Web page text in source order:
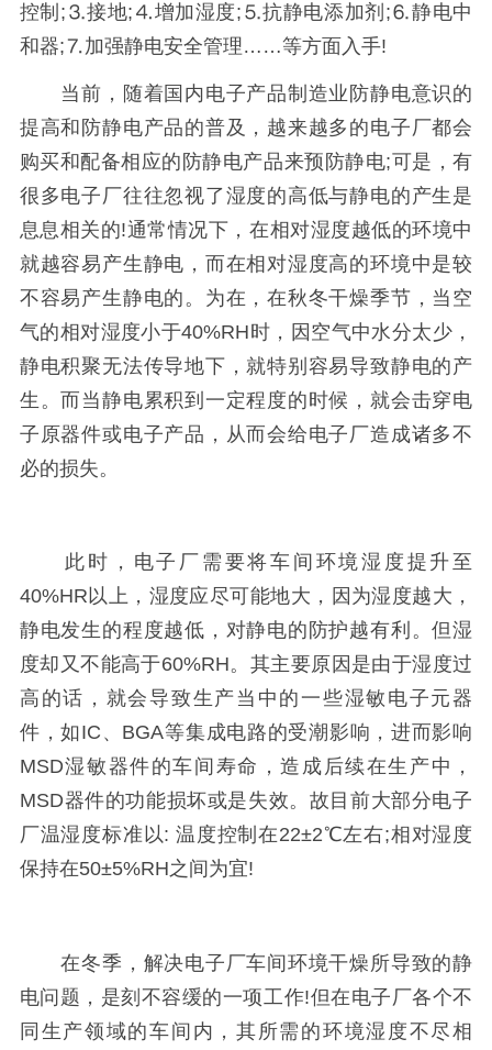
控制;⒊接地;⒋增加湿度;⒌抗静电添加剂;⒍静电中
和器;⒎加强静电安全管理……等方面入手!
当前，随着国内电子产品制造业防静电意识的
提高和防静电产品的普及，越来越多的电子厂都会
购买和配备相应的防静电产品来预防静电;可是，有
很多电子厂往往忽视了湿度的高低与静电的产生是
息息相关的!通常情况下，在相对湿度越低的环境中
就越容易产生静电，而在相对湿度高的环境中是较
不容易产生静电的。为在，在秋冬干燥季节，当空
气的相对湿度小于40%RH时，因空气中水分太少，
静电积聚无法传导地下，就特别容易导致静电的产
生。而当静电累积到一定程度的时候，就会击穿电
子原器件或电子产品，从而会给电子厂造成诸多不
必的损失。
此时，电子厂需要将车间环境湿度提升至
40%HR以上，湿度应尽可能地大，因为湿度越大，
静电发生的程度越低，对静电的防护越有利。但湿
度却又不能高于60%RH。其主要原因是由于湿度过
高的话，就会导致生产当中的一些湿敏电子元器
件，如IC、BGA等集成电路的受潮影响，进而影响
MSD湿敏器件的车间寿命，造成后续在生产中，
MSD器件的功能损坏或是失效。故目前大部分电子
厂温湿度标准以: 温度控制在22±2℃左右;相对湿度
保持在50±5%RH之间为宜!
在冬季，解决电子厂车间环境干燥所导致的静
电问题，是刻不容缓的一项工作!但在电子厂各个不
同生产领域的车间内，其所需的环境湿度不尽相